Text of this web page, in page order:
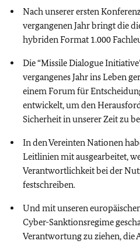
Nach unserer ersten
vergangenen Jahr bringt die
hybriden Format 1.000
Die“Missile Dialogue
vergangenes Jahr ins Leben
einem Forum für
entwickelt, um den
Sicherheit in unserer Zeit zu
In den Vereinten Nationen
Leitlinien mit ausgearbeitet,
Verantwortlichkeit bei der
festschreiben.
Und mit unseren
Cyber-Sanktionsregime
Verantwortung zu ziehen, die